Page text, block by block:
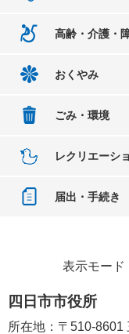
高齢・介護・
おくやみ
ごみ・環境
レクリエーシ
届出・手続き
表示モード
四日市市役所
所在地：〒510-8601